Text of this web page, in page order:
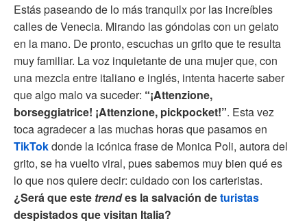
Estás paseando de lo más tranquilx por las increíbles
calles de Venecia. Mirando las góndolas con un gelato
en la mano. De pronto, escuchas un grito que te resulta
muy familiar. La voz inquietante de una mujer que, con
una mezcla entre italiano e inglés, intenta hacerte saber
que algo malo va suceder: “¡Attenzione,
borseggiatrice! ¡Attenzione, pickpocket!”. Esta vez
toca agradecer a las muchas horas que pasamos en
TikTokdonde la icónica frase de Monica Poli, autora del
grito, se ha vuelto viral, pues sabemos muy bien qué es
lo que nos quiere decir: cuidado con los carteristas.
¿Será que este trendes la salvación deturistas
despistados que visitan Italia?